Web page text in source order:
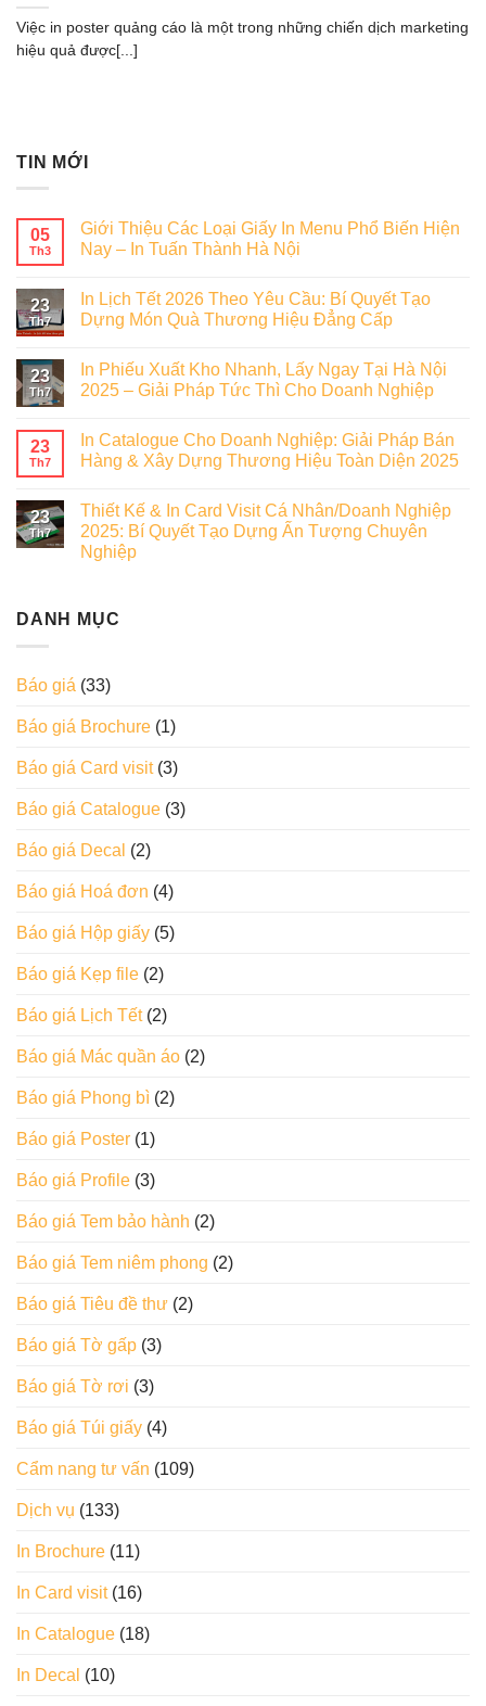
Việc in poster quảng cáo là một trong những chiến dịch marketing
hiệu quả được[...]
TIN MỚI
05
Th3
Giới Thiệu Các Loại Giấy In Menu Phổ Biến Hiện
Nay – In Tuấn Thành Hà Nội
23
Th7
In Lịch Tết 2026 Theo Yêu Cầu: Bí Quyết Tạo
Dựng Món Quà Thương Hiệu Đẳng Cấp
23
Th7
In Phiếu Xuất Kho Nhanh, Lấy Ngay Tại Hà Nội
2025 – Giải Pháp Tức Thì Cho Doanh Nghiệp
23
Th7
In Catalogue Cho Doanh Nghiệp: Giải Pháp Bán
Hàng & Xây Dựng Thương Hiệu Toàn Diện 2025
23
Th7
Thiết Kế & In Card Visit Cá Nhân/Doanh Nghiệp
2025: Bí Quyết Tạo Dựng Ấn Tượng Chuyên
Nghiệp
DANH MỤC
Báo giá (33)
Báo giá Brochure (1)
Báo giá Card visit(3)
Báo giá Catalogue (3)
Báo giá Decal (2)
Báo giá Hoá đơn (4)
Báo giá Hộp giấy (5)
Báo giá Kẹp file (2)
Báo giá Lịch Tết(2)
Báo giá Mác quần áo (2)
Báo giá Phong bì (2)
Báo giá Poster (1)
Báo giá Profile (3)
Báo giá Tem bảo hành (2)
Báo giá Tem niêm phong (2)
Báo giá Tiêu đề thư (2)
Báo giá Tờ gấp (3)
Báo giá Tờ rơi (3)
Báo giá Túi giấy (4)
Cẩm nang tư vấn (109)
Dịch vụ (133)
In Brochure (11)
In Card visit(16)
In Catalogue (18)
In Decal (10)